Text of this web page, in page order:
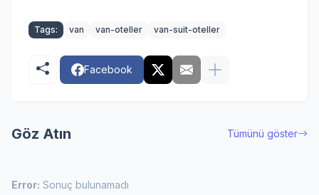
Tags: van van-oteller van-suit-oteller
Facebook
Göz Atın Tümünü göster
Error: Sonuç bulunamadı